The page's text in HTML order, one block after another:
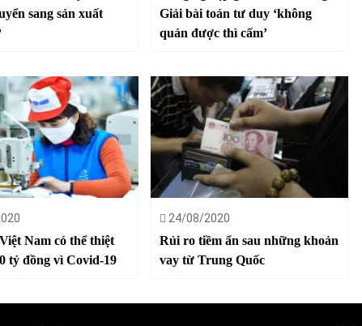
sang sản xuất
Giải bài toán tư duy ‘không
quản được thì cấm’
Nam có thể thiệt
tỷ đồng vì Covid-19
24/08/2020
Rủi ro tiềm ẩn sau những khoản
vay từ Trung Quốc